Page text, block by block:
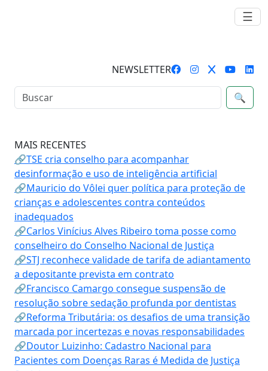
☰
NEWSLETTER
🔍
MAIS RECENTES
🔗TSE cria conselho para acompanhar
desinformação e uso de inteligência artificial
🔗Mauricio do Vôlei quer política para proteção de
crianças e adolescentes contra conteúdos
inadequados
🔗Carlos Vinícius Alves Ribeiro toma posse como
conselheiro do Conselho Nacional de Justiça
🔗STJ reconhece validade de tarifa de adiantamento
a depositante prevista em contrato
🔗Francisco Camargo consegue suspensão de
resolução sobre sedação profunda por dentistas
🔗Reforma Tributária: os desafios de uma transição
marcada por incertezas e novas responsabilidades
🔗Doutor Luizinho: Cadastro Nacional para
Pacientes com Doenças Raras é Medida de Justiça